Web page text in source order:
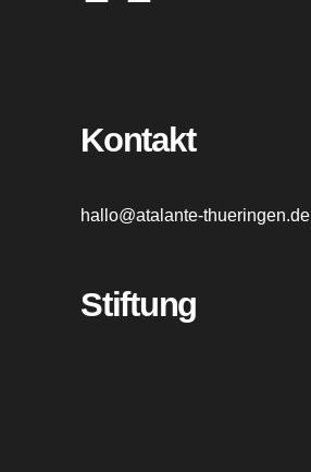
Kontakt
hallo@atalante-thueringen.de
Stiftung